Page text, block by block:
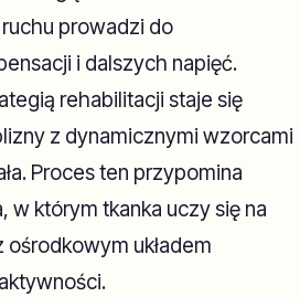
prowadzi do
i dalszych napięć.
rehabilitacji staje się
z dynamicznymi wzorcami
Proces ten przypomina
w którym tkanka uczy się na
układem